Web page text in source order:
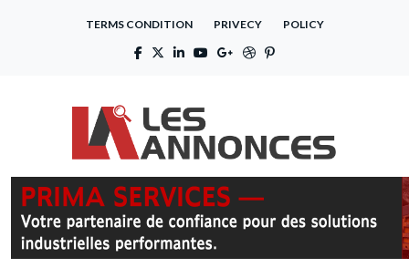
TERMS CONDITION PRIVECY POLICY